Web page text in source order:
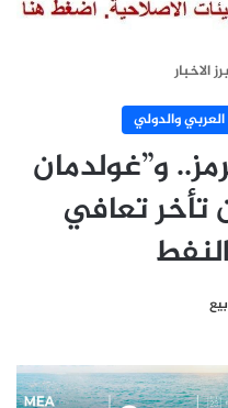
الاخبار
العربي والدولي
و”غولدمان
تعافي